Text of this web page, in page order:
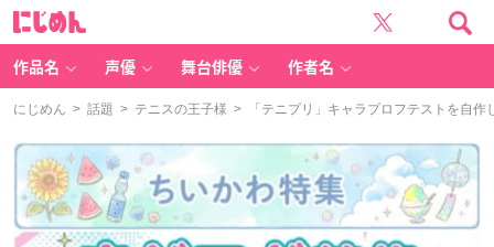
作品名 声優 舞台俳優 作者名
にじめん > 話題 > テニスの王子様 > 「テニプリ」キャラプロフテストを自作